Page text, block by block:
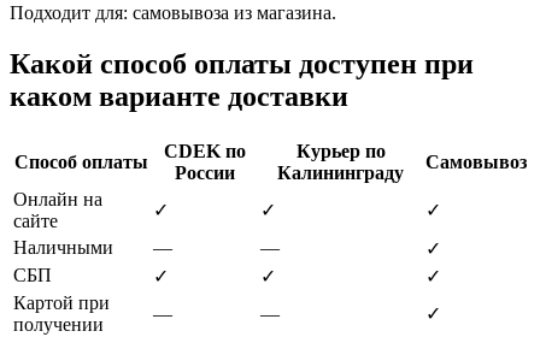
Подходит для: самовывоза из магазина.
Какой способ оплаты доступен при
каком варианте доставки
Способ оплаты
CDEK по
России
Курьер по
Калининграду
Самовывоз
Онлайн на
сайте
✓ ✓
✓
Наличными
— —
✓
СБП
✓ ✓
✓
Картой при
получении
— —
✓